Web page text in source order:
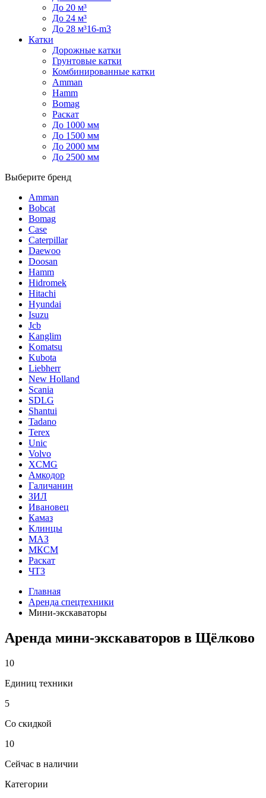
До 20 м³
До 24 м³
До 28 м³16-m3
Катки
Дорожные катки
Грунтовые катки
Комбинированные катки
Amman
Hamm
Bomag
Раскат
До 1000 мм
До 1500 мм
До 2000 мм
До 2500 мм
Выберите бренд
Amman
Bobcat
Bomag
Case
Caterpillar
Daewoo
Doosan
Hamm
Hidromek
Hitachi
Hyundai
Isuzu
Jcb
Kanglim
Komatsu
Kubota
Liebherr
New Holland
Scania
SDLG
Shantui
Tadano
Terex
Unic
Volvo
XCMG
Амкодор
Галичанин
ЗИЛ
Ивановец
Камаз
Клинцы
МАЗ
МКСМ
Раскат
ЧТЗ
Главная
Аренда спецтехники
Мини-экскаваторы
Аренда мини-экскаваторов в Щёлково
10
Единиц техники
5
Со скидкой
10
Сейчас в наличии
Категории